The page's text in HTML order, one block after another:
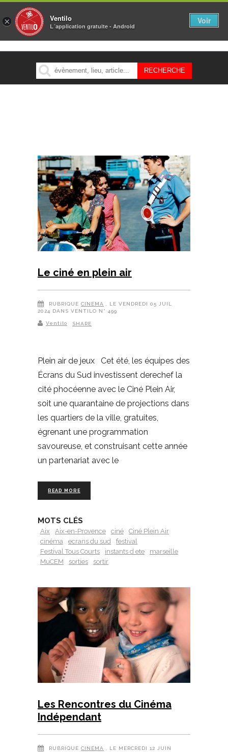
MENU
Le ciné en plein air
RUBRIQUE CINÉMA , LE VENDREDI 05 JUIL
2024 DANS VENTILO N° 499
Ventilo SHARE
Plein air de jeux Cet été, les équipes des
Écrans du Sud investissent derechef la
cité phocéenne avec le Ciné Plein Air,
soit une quarantaine de projections dans
les quartiers de la ville, gratuites,
égrenant une programmation
savoureuse, et construisant cette année
un partenariat avec le
READ MORE
MOTS CLÉS
Aix Aix-en-Provence ciné
Ciné Plein Air
cinéma
ecrans du sud
festival
Festival Tous Courts
instants d ete
marseille
MuCEM
sorties sortir
Les Rencontres du Cinéma
Indépendant
RUBRIQUE CINÉMA , LE MERCREDI 12 JUIN
× Ventilo
L´application gratuite - Android
Voir